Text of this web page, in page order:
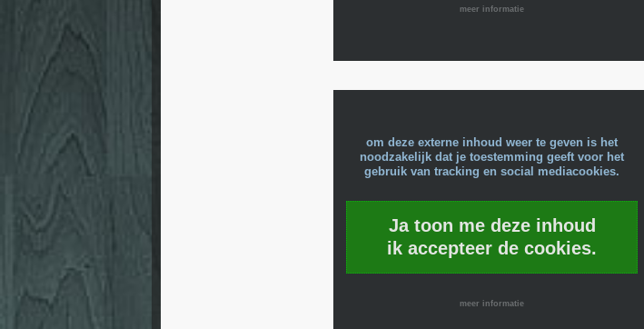
meer informatie
om deze externe inhoud weer te geven is het
noodzakelijk dat je toestemming geeft voor het
gebruik van tracking en social mediacookies.
Ja toon me deze inhoud
ik accepteer de cookies.
meer informatie